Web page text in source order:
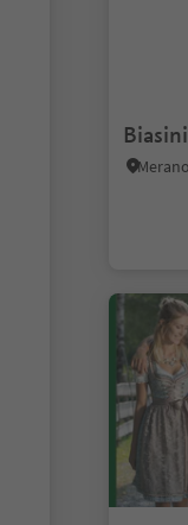
Biasini